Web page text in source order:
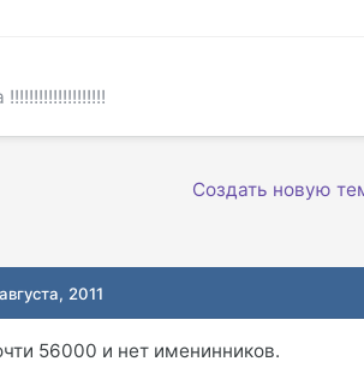
Создать новую
2011
56000 и нет именинников.